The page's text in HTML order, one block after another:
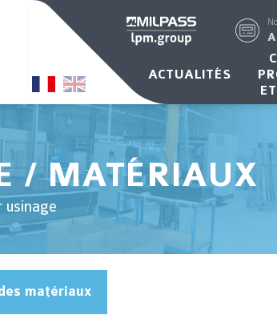
ACTUALITÉS
/ MATÉRIAUX
usinage
matériaux